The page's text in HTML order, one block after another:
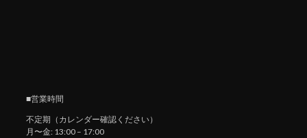
■営業時間
不定期（カレンダー確認ください）
月〜金: 13:00 – 17:00